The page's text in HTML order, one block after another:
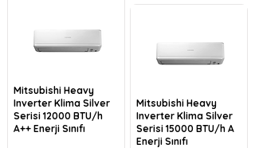
Mitsubishi Heavy
Inverter Klima Silver
Serisi 12000 BTU/h
A++ Enerji Sınıfı
Mitsubishi Heavy
Inverter Klima Silver
Serisi 15000 BTU/h A
Enerji Sınıfı